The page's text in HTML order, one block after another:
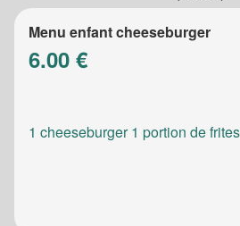
Menu enfant cheeseburger
6.00 €
1 cheeseburger 1 portion de